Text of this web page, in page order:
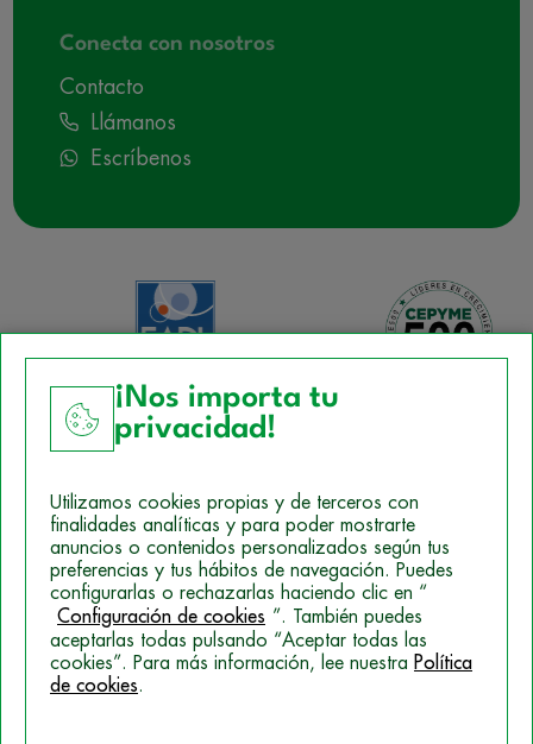
Conecta con nosotros
Contacto
Llámanos
Escríbenos
Política de Cookies
Mapa del sitio
Politica de Privacidad
© 2026 Campus Training
¡Nos importa tu
privacidad!
Utilizamos cookies propias y de terceros con
finalidades analíticas y para poder mostrarte
anuncios o contenidos personalizados según tus
preferencias y tus hábitos de navegación. Puedes
configurarlas o rechazarlas haciendo clic en “
Configuración de cookies ”. También puedes
aceptarlas todas pulsando “Aceptar todas las
cookies”. Para más información, lee nuestra Política
de cookies.